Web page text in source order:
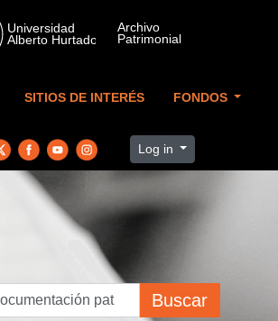
SITIOS DE INTERÉS FONDOS
Log in
Buscar